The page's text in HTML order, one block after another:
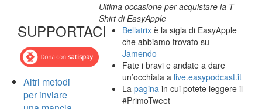
SUPPORTACI
Altri metodi
per inviare
Ultima occasione per acquistare la T-
Shirt di EasyApple
Bellatrix è la sigla di EasyApple
che abbiamo trovato su
Jamendo
Fate i bravi e andate a dare
un’occhiata a live.easypodcast.it
Lapagina in cui potete leggere il
#PrimoTweet